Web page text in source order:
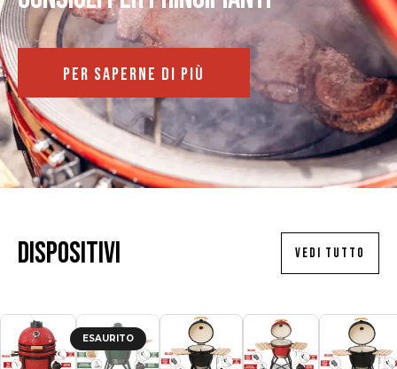
PER SAPERNE DI PIÙ
Dispositivi VEDI TUTTO
ESAURITO